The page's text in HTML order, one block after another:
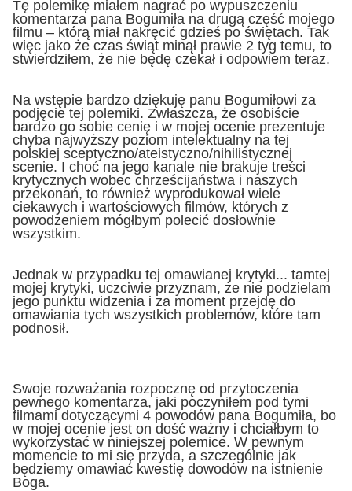
Tę polemikę miałem nagrać po wypuszczeniu
komentarza pana Bogumiła na drugą część mojego
filmu – którą miał nakręcić gdzieś po świętach. Tak
więc jako że czas świąt minął prawie 2 tyg temu, to
stwierdziłem, że nie będę czekał i odpowiem teraz.
Na wstępie bardzo dziękuję panu Bogumiłowi za
podjęcie tej polemiki. Zwłaszcza, że osobiście
bardzo go sobie cenię i w mojej ocenie prezentuje
chyba najwyższy poziom intelektualny na tej
polskiej sceptyczno/ateistyczno/nihilistycznej
scenie. I choć na jego kanale nie brakuje treści
krytycznych wobec chrześcijaństwa i naszych
przekonań, to również wyprodukował wiele
ciekawych i wartościowych filmów, których z
powodzeniem mógłbym polecić dosłownie
wszystkim.
Jednak w przypadku tej omawianej krytyki... tamtej
mojej krytyki, uczciwie przyznam, że nie podzielam
jego punktu widzenia i za moment przejdę do
omawiania tych wszystkich problemów, które tam
podnosił.
Swoje rozważania rozpocznę od przytoczenia
pewnego komentarza, jaki poczyniłem pod tymi
filmami dotyczącymi 4 powodów pana Bogumiła, bo
w mojej ocenie jest on dość ważny i chciałbym to
wykorzystać w niniejszej polemice. W pewnym
momencie to mi się przyda, a szczególnie jak
będziemy omawiać kwestię dowodów na istnienie
Boga.